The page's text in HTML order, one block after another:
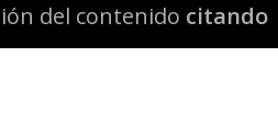
del contenido citando